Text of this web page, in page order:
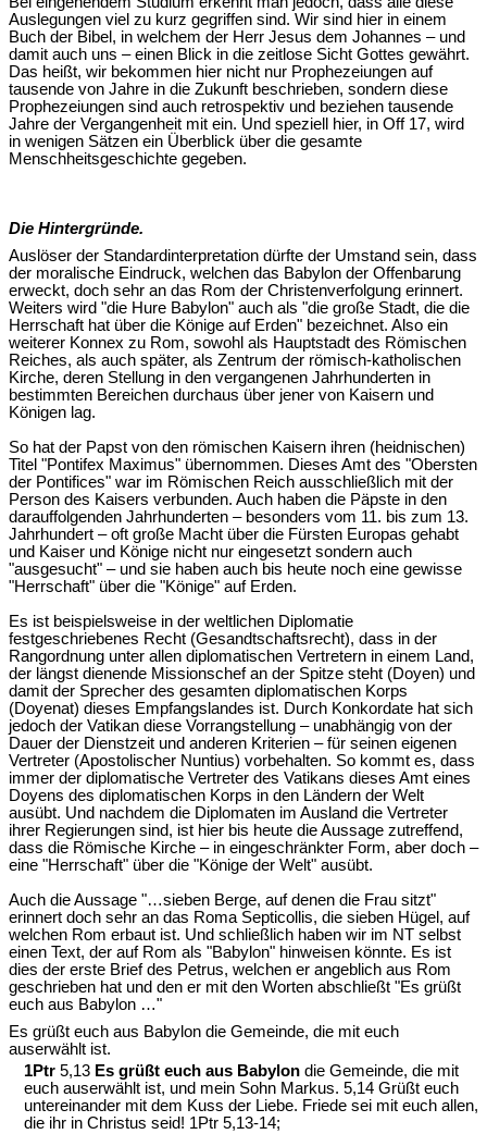
Auslegungen viel zu kurz gegriffen sind. Wir sind hier in einem
Buch der Bibel, in welchem der Herr Jesus dem Johannes – und
damit auch uns – einen Blick in die zeitlose Sicht Gottes gewährt.
Das heißt, wir bekommen hier nicht nur Prophezeiungen auf
tausende von Jahre in die Zukunft beschrieben, sondern diese
Prophezeiungen sind auch retrospektiv und beziehen tausende
Jahre der Vergangenheit mit ein. Und speziell hier, in Off 17, wird
in wenigen Sätzen ein Überblick über die gesamte
Menschheitsgeschichte gegeben.
Die Hintergründe.
Auslöser der Standardinterpretation dürfte der Umstand sein, dass
der moralische Eindruck, welchen das Babylon der Offenbarung
erweckt, doch sehr an das Rom der Christenverfolgung erinnert.
Weiters wird "die Hure Babylon" auch als "die große Stadt, die die
Herrschaft hat über die Könige auf Erden" bezeichnet. Also ein
weiterer Konnex zu Rom, sowohl als Hauptstadt des Römischen
Reiches, als auch später, als Zentrum der römisch-katholischen
Kirche, deren Stellung in den vergangenen Jahrhunderten in
bestimmten Bereichen durchaus über jener von Kaisern und
Königen lag.
So hat der Papst von den römischen Kaisern ihren (heidnischen)
Titel "Pontifex Maximus" übernommen. Dieses Amt des "Obersten
der Pontifices" war im Römischen Reich ausschließlich mit der
Person des Kaisers verbunden. Auch haben die Päpste in den
darauffolgenden Jahrhunderten – besonders vom 11. bis zum 13.
Jahrhundert – oft große Macht über die Fürsten Europas gehabt
und Kaiser und Könige nicht nur eingesetzt sondern auch
"ausgesucht" – und sie haben auch bis heute noch eine gewisse
"Herrschaft" über die "Könige" auf Erden.
Es ist beispielsweise in der weltlichen Diplomatie
festgeschriebenes Recht (Gesandtschaftsrecht), dass in der
Rangordnung unter allen diplomatischen Vertretern in einem Land,
der längst dienende Missionschef an der Spitze steht (Doyen) und
damit der Sprecher des gesamten diplomatischen Korps
(Doyenat) dieses Empfangslandes ist. Durch Konkordate hat sich
jedoch der Vatikan diese Vorrangstellung – unabhängig von der
Dauer der Dienstzeit und anderen Kriterien – für seinen eigenen
Vertreter (Apostolischer Nuntius) vorbehalten. So kommt es, dass
immer der diplomatische Vertreter des Vatikans dieses Amt eines
Doyens des diplomatischen Korps in den Ländern der Welt
ausübt. Und nachdem die Diplomaten im Ausland die Vertreter
ihrer Regierungen sind, ist hier bis heute die Aussage zutreffend,
dass die Römische Kirche – in eingeschränkter Form, aber doch –
eine "Herrschaft" über die "Könige der Welt" ausübt.
Auch die Aussage "…sieben Berge, auf denen die Frau sitzt"
erinnert doch sehr an das Roma Septicollis, die sieben Hügel, auf
welchen Rom erbaut ist. Und schließlich haben wir im NT selbst
einen Text, der auf Rom als "Babylon" hinweisen könnte. Es ist
dies der erste Brief des Petrus, welchen er angeblich aus Rom
geschrieben hat und den er mit den Worten abschließt "Es grüßt
euch aus Babylon …"
Es grüßt euch aus Babylon die Gemeinde, die mit euch
auserwählt ist.
1Ptr 5,13 Es grüßt euch aus Babylon die Gemeinde, die mit
euch auserwählt ist, und mein Sohn Markus. 5,14 Grüßt euch
untereinander mit dem Kuss der Liebe. Friede sei mit euch allen,
die ihr in Christus seid! 1Ptr 5,13-14;